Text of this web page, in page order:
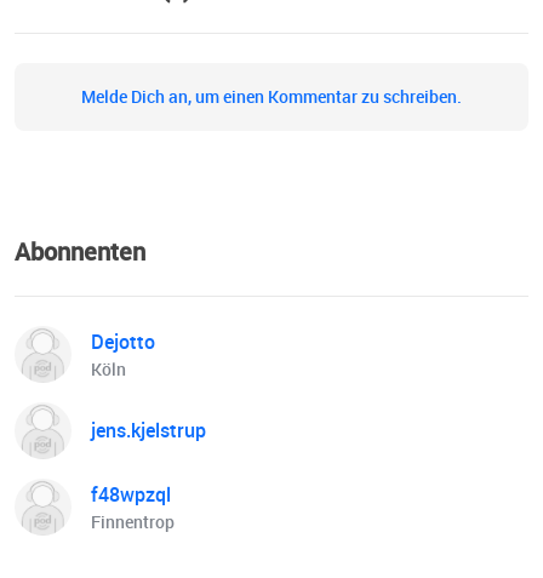
Melde Dich an, um einen Kommentar zu schreiben.
Abonnenten
Dejotto
Köln
jens.kjelstrup
f48wpzql
Finnentrop